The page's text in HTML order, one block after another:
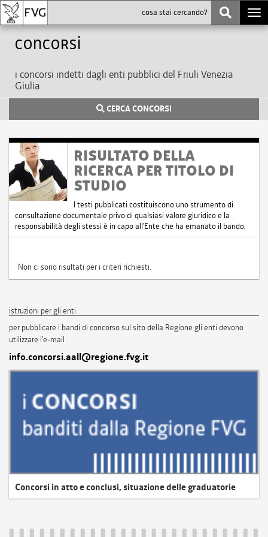
Concorsi
i concorsi indetti dagli enti pubblici del Friuli Venezia
Giulia
CERCA CONCORSI
RISULTATO DELLA
RICERCA PER TITOLO DI
STUDIO
I testi pubblicati costituiscono uno strumento di
consultazione documentale privo di qualsiasi valore giuridico e la
responsabilità degli stessi è in capo all'Ente che ha emanato il bando.
Non ci sono risultati per i criteri richiesti.
istruzioni per gli enti
per pubblicare i bandi di concorso sul sito della Regione gli enti devono
utilizzare l'e-mail
info.concorsi.aall@regione.fvg.it
Concorsi in atto e conclusi, situazione delle graduatorie